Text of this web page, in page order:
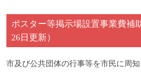
ポスター等掲示場設置事業費補
26日更新）
市及び公共団体の行事等を市民に周